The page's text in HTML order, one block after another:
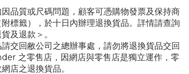
品質或尺碼問題，顧客可憑購物發票及保持商
標籤），於十日內辦理退換貨品。詳情請查詢
及退款＞。
交回敝公司之總辦事處，請勿將退換貨品交回
之零售店，因網店與零售店是獨立運作，零
店之退換貨品。